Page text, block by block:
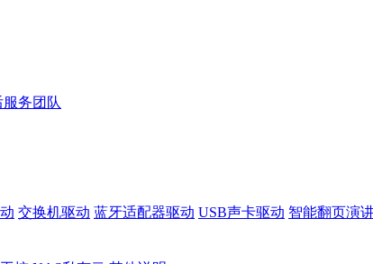
务团队
交换机驱动 蓝牙适配器驱动 USB声卡驱动 智能翻页演